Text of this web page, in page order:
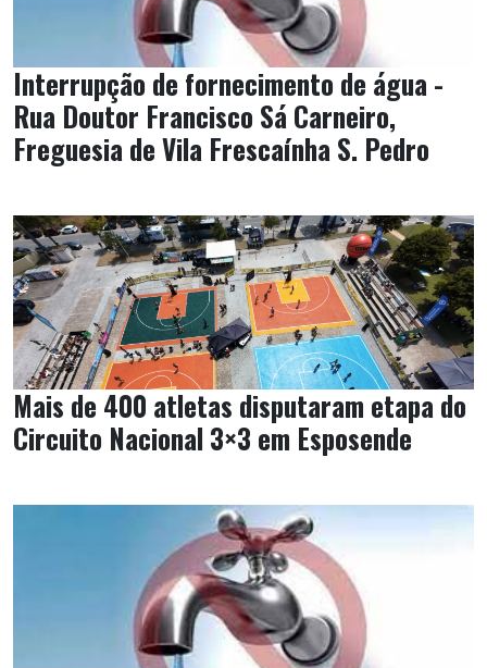
Interrupção de fornecimento de água -
Rua Doutor Francisco Sá Carneiro,
Freguesia de Vila Frescaínha S. Pedro
Mais de 400 atletas disputaram etapa do
Circuito Nacional 3×3 em Esposende